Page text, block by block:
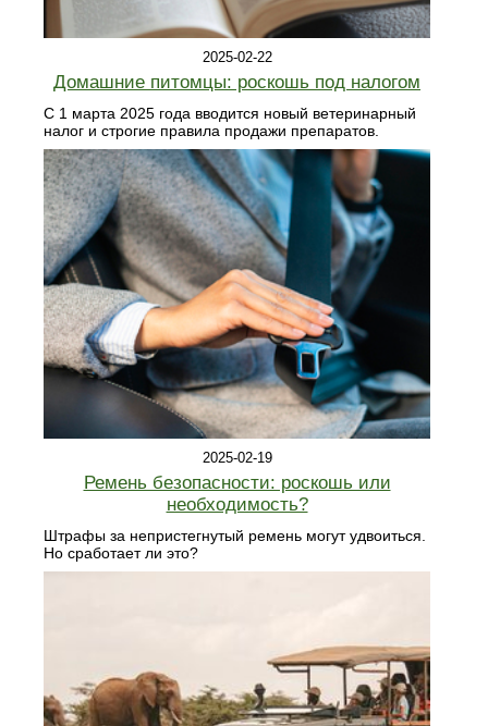
2025-02-22
Домашние питомцы: роскошь под налогом
С 1 марта 2025 года вводится новый ветеринарный
налог и строгие правила продажи препаратов.
2025-02-19
Ремень безопасности: роскошь или
необходимость?
Штрафы за непристегнутый ремень могут удвоиться.
Но сработает ли это?